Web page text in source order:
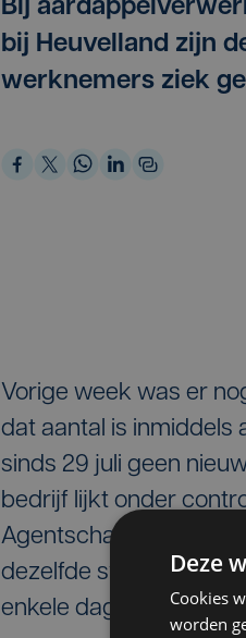
Bij
bij Heuvelland zijn
werknemers ziek
Vorige week was er
dat aantal is inmiddels
sinds 29 juli geen
bedrijf lijkt onder
Agentschap Zorg en
dezelfde symptomen.
enkele dagen
Deze
Cookies
worden